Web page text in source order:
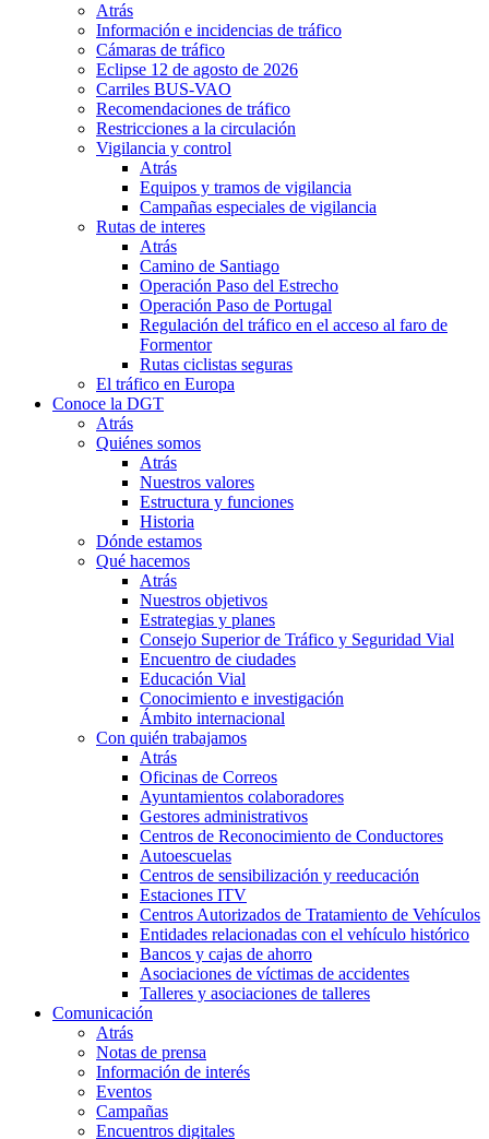
Atrás
Información e incidencias de tráfico
Cámaras de tráfico
Eclipse 12 de agosto de 2026
Carriles BUS-VAO
Recomendaciones de tráfico
Restricciones a la circulación
Vigilancia y control
Atrás
Equipos y tramos de vigilancia
Campañas especiales de vigilancia
Rutas de interes
Atrás
Camino de Santiago
Operación Paso del Estrecho
Operación Paso de Portugal
Regulación del tráfico en el acceso al faro de
Formentor
Rutas ciclistas seguras
El tráfico en Europa
Conoce la DGT
Atrás
Quiénes somos
Atrás
Nuestros valores
Estructura y funciones
Historia
Dónde estamos
Qué hacemos
Atrás
Nuestros objetivos
Estrategias y planes
Consejo Superior de Tráfico y Seguridad Vial
Encuentro de ciudades
Educación Vial
Conocimiento e investigación
Ámbito internacional
Con quién trabajamos
Atrás
Oficinas de Correos
Ayuntamientos colaboradores
Gestores administrativos
Centros de Reconocimiento de Conductores
Autoescuelas
Centros de sensibilización y reeducación
Estaciones ITV
Centros Autorizados de Tratamiento de Vehículos
Entidades relacionadas con el vehículo histórico
Bancos y cajas de ahorro
Asociaciones de víctimas de accidentes
Talleres y asociaciones de talleres
Comunicación
Atrás
Notas de prensa
Información de interés
Eventos
Campañas
Encuentros digitales